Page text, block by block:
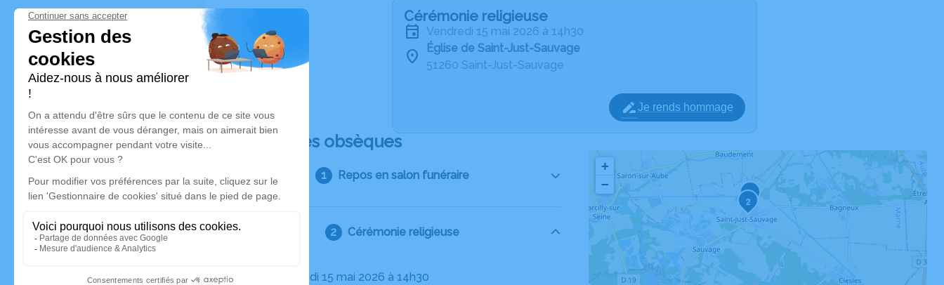
Cérémonie religieuse
vendredi 15 mai 2026 à 14h30
Église de Saint-Just-Sauvage
51260 Saint-Just-Sauvage
Je rends hommage
Déroulé des obsèques
Repos en salon funéraire
Cérémonie religieuse
Le vendredi 15 mai 2026 à 14h30
2
3
+
−